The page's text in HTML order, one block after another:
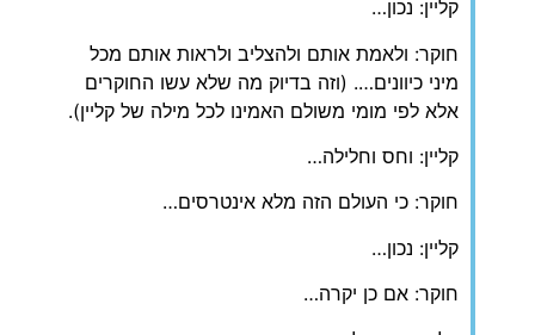
קליין: נכון…
חוקר: ולאמת אותם ולהצליב ולראות אותם מכל
מיני כיוונים…. (וזה בדיוק מה שלא עשו החוקרים
אלא לפי מומי משולם האמינו לכל מילה של קליין).
קליין: וחס וחלילה…
חוקר: כי העולם הזה מלא אינטרסים…
קליין: נכון…
חוקר: אם כן יקרה…